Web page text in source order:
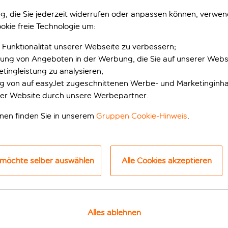
NEUE
Dank der zentralen Lage des Hotels sind viele der
Provença und fünf Minuten von der Metrostation
du das berühmte Viertel Passeig de Gràcia, wo du eine
gibt es eine Vielzahl von Nachtclubs, Bars und
fahren. Dort gibt es viele Strandbars und Clubs, die bis
die Sie jederzeit widerrufen oder anpassen können,
freie Technologie um:
unserer Webseite zu verbessern;
von Angeboten in der Werbung, die Sie auf unserer
zu analysieren;
von auf easyJet zugeschnittenen Werbe- und
Website durch unsere Werbepartner.
finden Sie in unserem Gruppen Cookie-Hinweis.
selber auswählen Alle Cookies akzeptieren
Alles ablehnen